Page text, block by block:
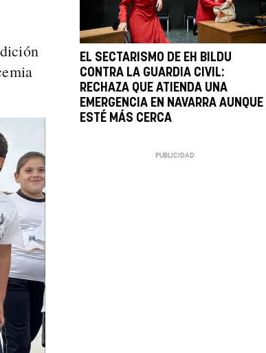
EL SECTARISMO DE EH BILDU
CONTRA LA GUARDIA CIVIL:
RECHAZA QUE ATIENDA UNA
EMERGENCIA EN NAVARRA AUNQUE
ESTÉ MÁS CERCA